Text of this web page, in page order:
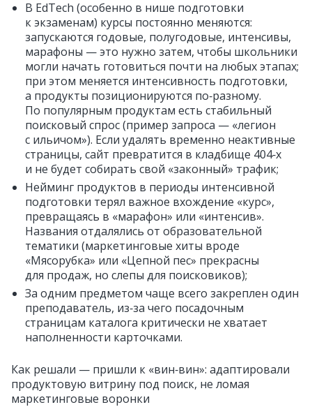
В EdTech (особенно в нише подготовки
к экзаменам) курсы постоянно меняются:
запускаются годовые, полугодовые, интенсивы,
марафоны — это нужно затем, чтобы школьники
могли начать готовиться почти на любых этапах;
при этом меняется интенсивность подготовки,
а продукты позиционируются по‑разному.
По популярным продуктам есть стабильный
поисковый спрос (пример запроса — «легион
с ильичом»). Если удалять временно неактивные
страницы, сайт превратится в кладбище 404‑х
и не будет собирать свой «законный» трафик;
Нейминг продуктов в периоды интенсивной
подготовки терял важное вхождение «курс»,
превращаясь в «марафон» или «интенсив».
Названия отдалялись от образовательной
тематики (маркетинговые хиты вроде
«Мясорубка» или «Цепной пес» прекрасны
для продаж, но слепы для поисковиков);
За одним предметом чаще всего закреплен один
преподаватель, из‑за чего посадочным
страницам каталога критически не хватает
наполненности карточками.
Как решали — пришли к «вин‑вин»: адаптировали
продуктовую витрину под поиск, не ломая
маркетинговые воронки